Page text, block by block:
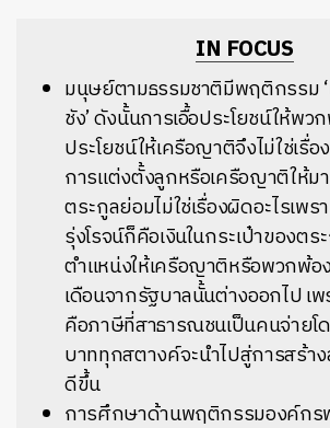
IN FOCUS
มนุษย์ตามธรรมชาติมีพฤติกรรม
ชัง’ ดังนั้นการเอื้อประโยชน์ให้พว
ประโยชน์ให้เครือญาติจึงไม่ใช่เรื่อ
การแต่งตั้งลูกหรือเครือญาติให้ม
ตระกูลย่อมไม่ใช่เรื่องผิดอะไรเพร
รุ่งโรจน์ก็คือเงินในกระเป๋าของต
ตำแหน่งให้เครือญาติหรือพวกพ้อ
เดือนจากรัฐบาลนั้นต่างออกไป เพ
คือภาษีที่สาธารณชนเป็นคนจ่ายโ
บาททุกสตางค์จะนำไปสู่การสร้า
ดีขึ้น
การศึกษาด้านพฤติกรรมองค์กร